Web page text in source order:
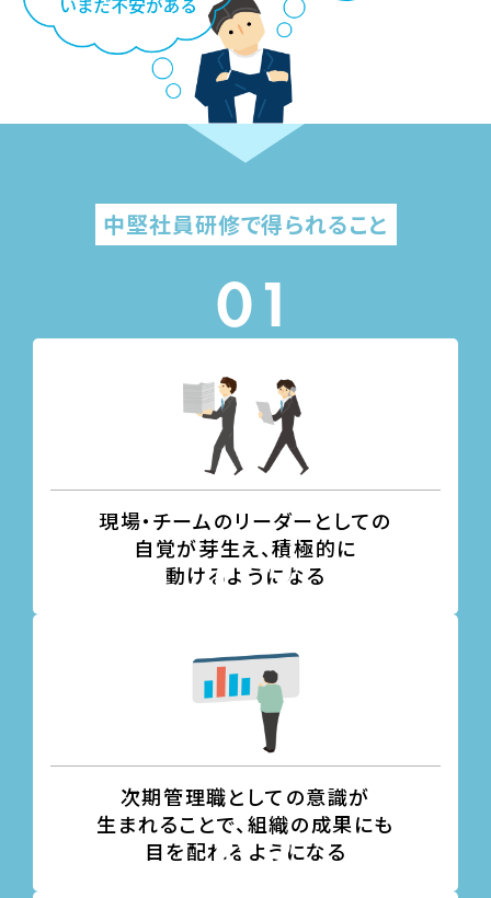
中堅社員研修で得られること
現場・チームのリーダーとしての
自覚が芽生え、積極的に
動けるようになる
次期管理職としての意識が
生まれることで、組織の成果にも
目を配れるようになる